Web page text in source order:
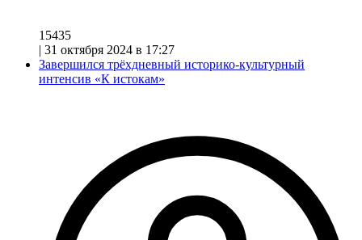
15435
| 31 октября 2024 в 17:27
Завершился трёхдневный историко-культурный
интенсив «К истокам»